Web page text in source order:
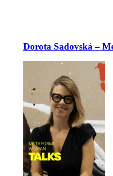
Dorota Sadovská –